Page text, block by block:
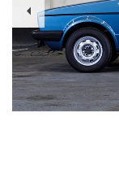
Previous